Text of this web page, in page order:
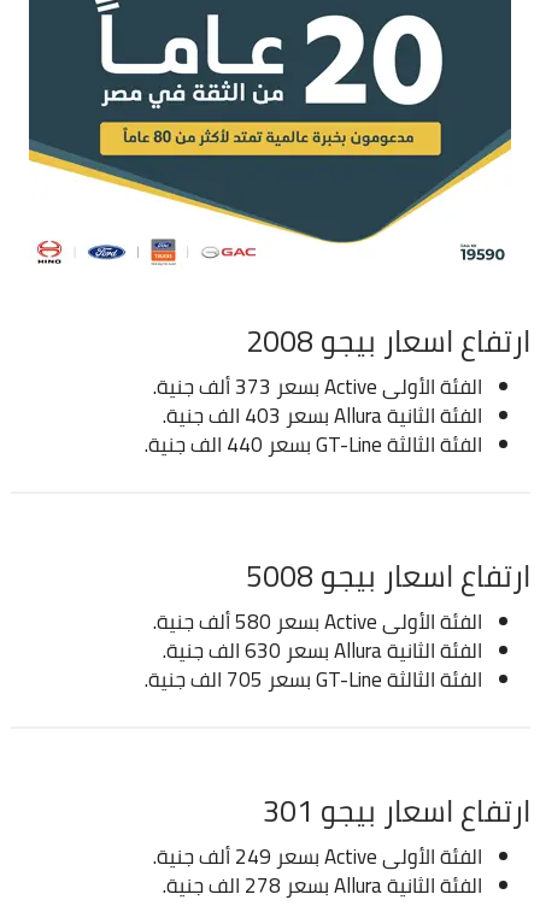
ارتفاع اسعار بيجو 2008
الفئة الأولى Active بسعر 373 ألف جنية.
الفئة الثانية Allura بسعر 403 الف جنية.
الفئة الثالثة GT-Line بسعر 440 الف جنية.
ارتفاع اسعار بيجو 5008
الفئة الأولى Active بسعر 580 ألف جنية.
الفئة الثانية Allura بسعر 630 الف جنية.
الفئة الثالثة GT-Line بسعر 705 الف جنية.
ارتفاع اسعار بيجو 301
الفئة الأولى Active بسعر 249 ألف جنية.
الفئة الثانية Allura بسعر 278 الف جنية.